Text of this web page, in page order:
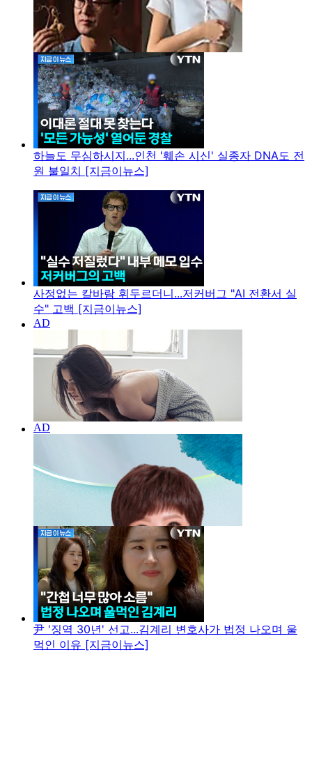
하늘도 무심하시지...인천 '훼손 시신' 실종자 DNA도 전
원 불일치 [지금이뉴스]
사정없는 칼바람 휘두르더니...저커버그 "AI 전환서 실
수" 고백 [지금이뉴스]
尹 '징역 30년' 선고...김계리 변호사가 법정 나오며 울
먹인 이유 [지금이뉴스]